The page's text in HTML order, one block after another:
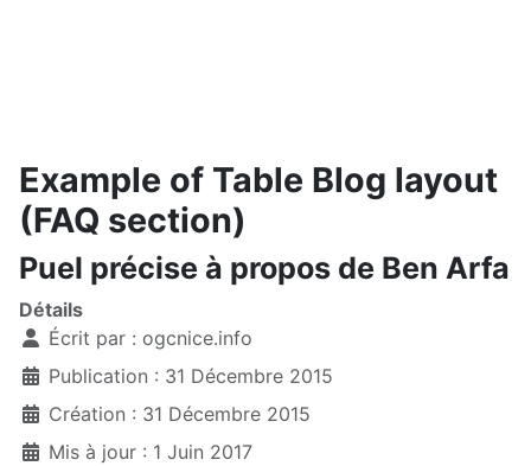
Example of Table Blog layout
(FAQ section)
Puel précise à propos de Ben Arfa
Détails
Écrit par : ogcnice.info
Publication : 31 Décembre 2015
Création : 31 Décembre 2015
Mis à jour : 1 Juin 2017